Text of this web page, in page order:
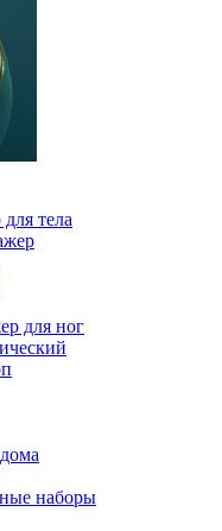
тела
для ног
наборы